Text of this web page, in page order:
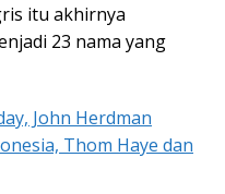
itu akhirnya
23 nama yang
John Herdman
Thom Haye dan